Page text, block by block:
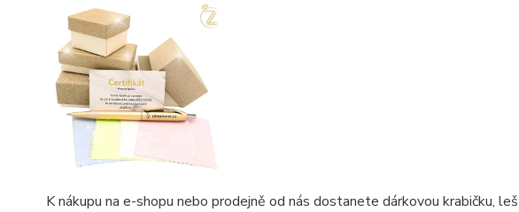
K nákupu na e-shopu nebo prodejně od nás dostanete dárkovou krabičku,